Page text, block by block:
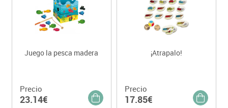
Juego la pesca madera
Precio
23.14€
¡Atrapalo!
Precio
17.85€